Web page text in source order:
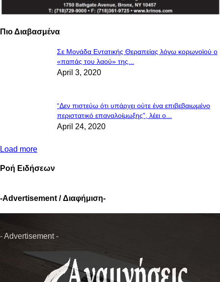
Πιο Διαβασμένα
Σε Μονάδα Εντατικής Θεραπείας λόγω κορωνοϊού ο
«παπάς του λαού» της...
April 3, 2020
“Δεν πιστεύω ότι υπάρχει ούτε ένα επιβεβαιωμένο
περιστατικό επαναλοίμωξης”, λέει ο...
April 24, 2020
Load more
Ροή Ειδήσεων
-Advertisement / Διαφήμιση-
- Advertisement -